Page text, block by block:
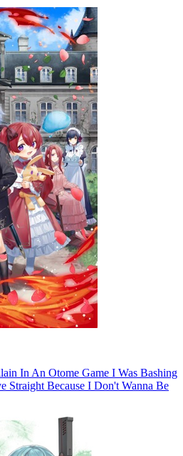
In An Otome Game I Was Bashing
Straight Because I Don't Wanna Be